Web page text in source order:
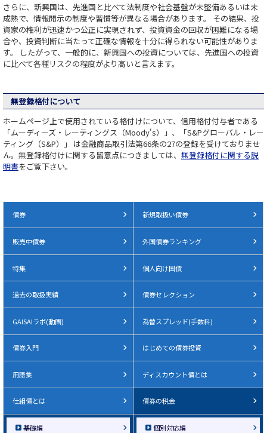
さらに、新興国は、先進国と比べて法制度や社会基盤が未整備あるいは未
成熟で、情報開示の制度や習慣等が異なる場合があります。 その結果、投
資家の権利が迅速かつ公正に実現されず、投資資金の回収が困難になる場
合や、投資判断に当たって正確な情報を十分に得られない可能性がありま
す。 したがって、一般的に、新興国への投資については、先進国への投資
に比べて各種リスクの程度がより高いと言えます。
無登録格付について
ホームページ上で使用されている格付けについて、信用格付付与者である
「ムーディーズ・レーティングス（Moody's）」、「S&Pグローバル・レー
ティング（S&P）」 は金融商品取引法第66条の27の登録を受けておりませ
ん。無登録格付けに関する留意点につきましては、 無登録格付に関する説
明書をご覧下さい。
債券 新規取扱い債券
販売中債券 外国債券ランキング
特集 個人向け国債
過去の取扱実績 債券セレクション
GAISAIラボ(動画) 為替スプレッド(手数料)
債券入門 はじめての債券投資
用語集 ディスカウント債とは
仕組債とは 債券の税金
基礎編 個別対応編